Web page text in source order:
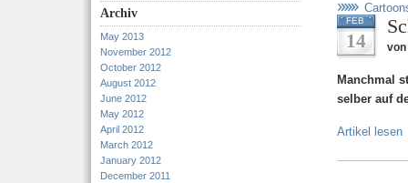
Archiv
May 2013
November 2012
October 2012
August 2012
June 2012
May 2012
April 2012
March 2012
January 2012
December 2011
FEB
14 von
Manchmal
selber auf
Artikel lesen